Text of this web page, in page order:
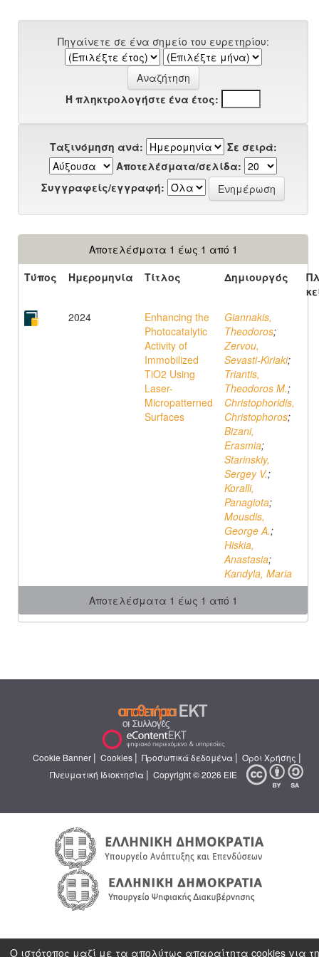
Πηγαίνετε σε ένα σημείο του ευρετηρίου:
Ή πληκτρολογήστε ένα έτος:
Ταξινόμηση ανά:
Σε σειρά:
Αποτελέσματα/σελίδα:
Συγγραφείς/εγγραφή:
Αποτελέσματα 1 έως 1 από 1
Τύπος
Ημερομηνία Τίτλος Δημιουργός
2024
Enhancing the
Photocatalytic
Activity of
Immobilized
TiO2 Using
Laser-
Micropatterned
Surfaces
Giannakis,
Theodoros;
Zervou,
Sevasti-Kiriaki;
Triantis,
Theodoros M.;
Christophoridis,
Christophoros;
Bizani,
Erasmia;
Starinskiy,
Sergey V.;
Koralli,
Panagiota;
Mousdis,
George A.;
Hiskia,
Anastasia;
Kandyla, Maria
Αποτελέσματα 1 έως 1 από 1
Cookie Banner | Cookies | Προσωπικά δεδομένα | Όροι Χρήσης |
Πνευματική Ιδιοκτησία | Copyright © 2026 ΕΙΕ
Ο ιστότοπος μαζί με τα απολύτως απαραίτητα cookies για